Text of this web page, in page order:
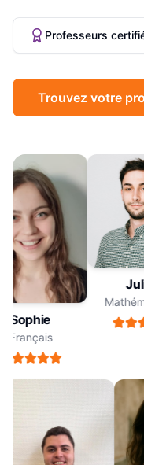
Sophie
Français
Professeurs
Trouvez votre